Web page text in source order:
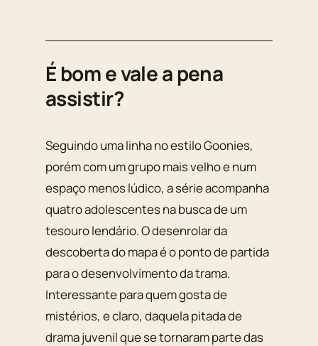
É bom e vale a pena
assistir?
Seguindo uma linha no estilo Goonies,
porém com um grupo mais velho e num
espaço menos lúdico, a série acompanha
quatro adolescentes na busca de um
tesouro lendário. O desenrolar da
descoberta do mapa é o ponto de partida
para o desenvolvimento da trama.
Interessante para quem gosta de
mistérios, e claro, daquela pitada de
drama juvenil que se tornaram parte das